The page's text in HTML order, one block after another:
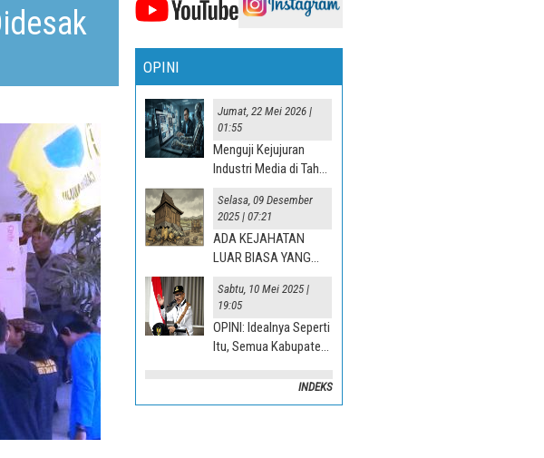
OPINI
Jumat, 22 Mei 2026 |
01:55
Menguji Kejujuran
Industri Media di Tahun
Selasa, 09 Desember
2025 | 07:21
ADA KEJAHATAN
LUAR BIASA YANG
Sabtu, 10 Mei 2025 |
19:05
OPINI: Idealnya Seperti
Itu, Semua Kabupaten
INDEKS